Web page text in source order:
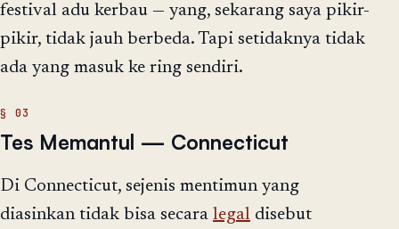
festival adu kerbau — yang, sekarang saya pikir-
pikir, tidak jauh berbeda. Tapi setidaknya tidak
ada yang masuk ke ring sendiri.
Tes Memantul — Connecticut
Di Connecticut, sejenis mentimun yang
diasinkan tidak bisa secara legal disebut